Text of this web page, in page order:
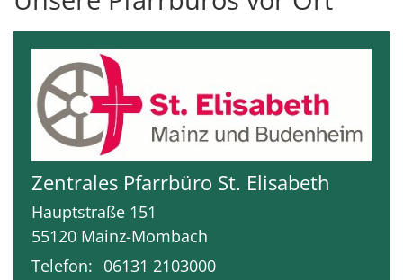
Zentrales Pfarrbüro St. Elisabeth
Hauptstraße 151
55120 Mainz-Mombach
Telefon: 06131 2103000